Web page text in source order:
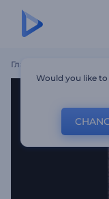
Главная
Would you like